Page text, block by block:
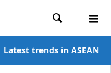

Latest trends in ASEAN